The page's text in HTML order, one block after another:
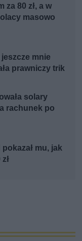
za 80 zł, a w
masowo
mnie
prawniczy trik
solary
rachunek po
mu, jak